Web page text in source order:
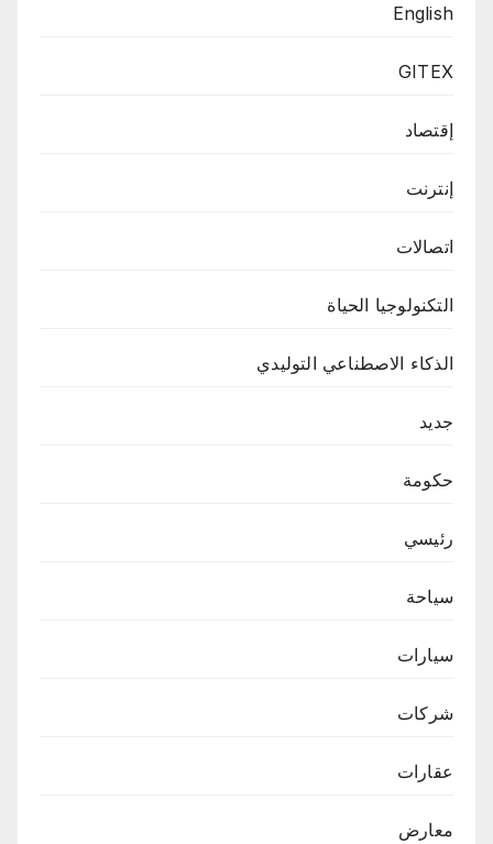
English
GITEX
إقتصاد
إنترنت
اتصالات
التكنولوجيا الحياة
الذكاء الاصطناعي التوليدي
جديد
حكومة
رئيسي
سياحة
سيارات
شركات
عقارات
معارض